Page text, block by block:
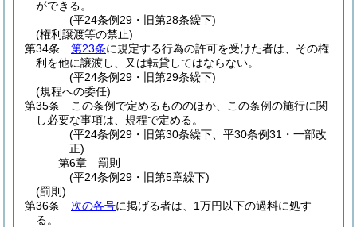
ができる。
(平24条例29・旧第28条繰下)
(権利譲渡等の禁止)
第34条
第23条に規定する行為の許可を受けた者は、その権
利を他に譲渡し、又は転貸してはならない。
(平24条例29・旧第29条繰下)
(規程への委任)
第35条
この条例で定めるもののほか、この条例の施行に関
し必要な事項は、規程で定める。
(平24条例29・旧第30条繰下、平30条例31・一部改
正)
第6章
罰則
(平24条例29・旧第5章繰下)
(罰則)
第36条
次の各号に掲げる者は、1万円以下の過料に処す
る。